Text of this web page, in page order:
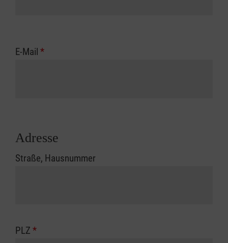
E-Mail *
Adresse
Straße, Hausnummer
PLZ *